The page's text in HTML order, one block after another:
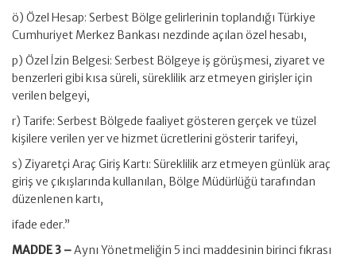
ö) Özel Hesap: Serbest Bölge gelirlerinin toplandığı Türkiye
Cumhuriyet Merkez Bankası nezdinde açılan özel hesabı,
p) Özel İzin Belgesi: Serbest Bölgeye iş görüşmesi, ziyaret ve
benzerleri gibi kısa süreli, süreklilik arz etmeyen girişler için
verilen belgeyi,
r) Tarife: Serbest Bölgede faaliyet gösteren gerçek ve tüzel
kişilere verilen yer ve hizmet ücretlerini gösterir tarifeyi,
s) Ziyaretçi Araç Giriş Kartı: Süreklilik arz etmeyen günlük araç
giriş ve çıkışlarında kullanılan, Bölge Müdürlüğü tarafından
düzenlenen kartı,
ifade eder.”
MADDE 3 –Aynı Yönetmeliğin 5 inci maddesinin birinci fıkrası